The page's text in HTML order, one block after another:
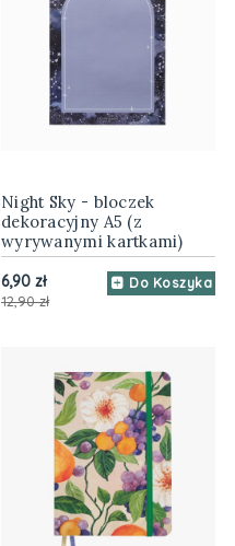
Night Sky - bloczek
dekoracyjny A5 (z
wyrywanymi kartkami)
6,90 zł
12,90 zł
Do Koszyka